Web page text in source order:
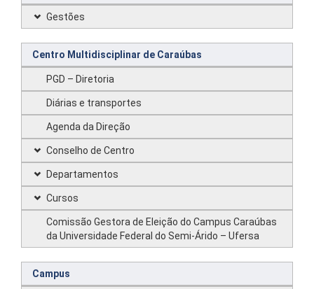
Gestões
Centro Multidisciplinar de Caraúbas
PGD – Diretoria
Diárias e transportes
Agenda da Direção
Conselho de Centro
Departamentos
Cursos
Comissão Gestora de Eleição do Campus Caraúbas
da Universidade Federal do Semi-Árido – Ufersa
Campus